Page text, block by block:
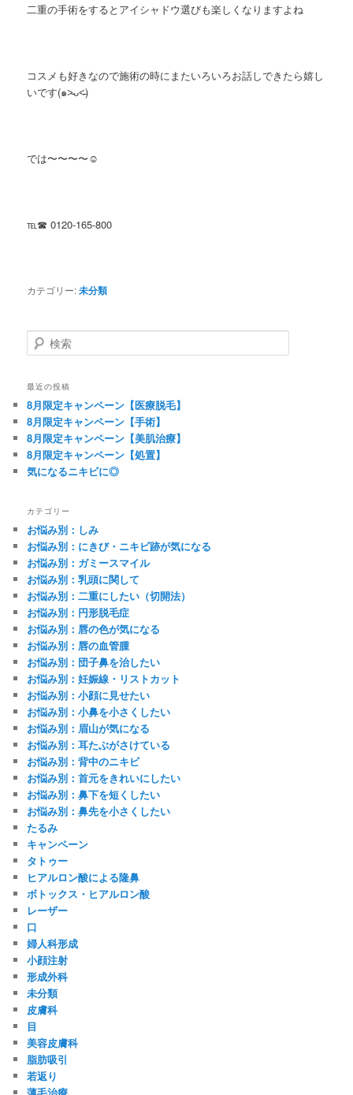
二重の手術をするとアイシャドウ選びも楽しくなりますよね
コスメも好きなので施術の時にまたいろいろお話しできたら嬉し
いです(๑˃̵ᴗ˂̵)
では〜〜〜〜☺︎
℡☎︎ 0120-165-800
カテゴリー:未分類
検索
最近の投稿
8月限定キャンペーン【医療脱毛】
8月限定キャンペーン【手術】
8月限定キャンペーン【美肌治療】
8月限定キャンペーン【処置】
気になるニキビに◎
カテゴリー
お悩み別：しみ
お悩み別：にきび・ニキビ跡が気になる
お悩み別：ガミースマイル
お悩み別：乳頭に関して
お悩み別：二重にしたい（切開法）
お悩み別：円形脱毛症
お悩み別：唇の色が気になる
お悩み別：唇の血管腫
お悩み別：団子鼻を治したい
お悩み別：妊娠線・リストカット
お悩み別：小顔に見せたい
お悩み別：小鼻を小さくしたい
お悩み別：眉山が気になる
お悩み別：耳たぶがさけている
お悩み別：背中のニキビ
お悩み別：首元をきれいにしたい
お悩み別：鼻下を短くしたい
お悩み別：鼻先を小さくしたい
たるみ
キャンペーン
タトゥー
ヒアルロン酸による隆鼻
ボトックス・ヒアルロン酸
レーザー
口
婦人科形成
小顔注射
形成外科
未分類
皮膚科
目
美容皮膚科
脂肪吸引
若返り